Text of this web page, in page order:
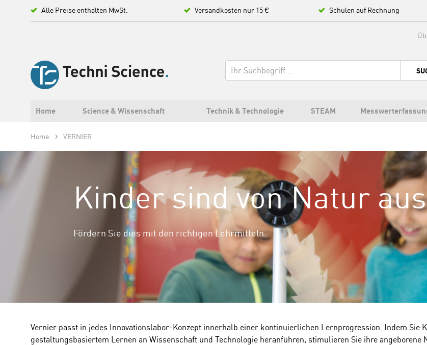
Alle Preise enthalten MwSt. Versandkosten nur 15 € Schulen auf Rechnung
Home Science & Wissenschaft Technik & Technologie STEAM
Home VERNIER
Kinder sind von Natur
Fördern Sie dies mit den richtigen Lehrmitteln
Vernier passt in jedes Innovationslabor-Konzept innerhalb einer kontinuierlichen Lernprogression. Indem Sie
gestaltungsbasiertem Lernen an Wissenschaft und Technologie heranführen, stimulieren Sie ihre angeborene